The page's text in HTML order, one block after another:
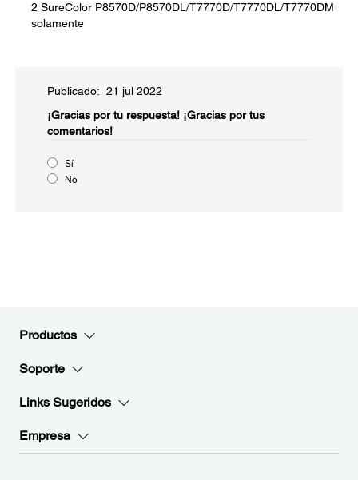
2 SureColor P8570D/P8570DL/T7770D/T7770DL/T7770DM
solamente
Publicado: 21 jul 2022
¡Gracias por tu respuesta! ¡Gracias por tus
comentarios!
Sí
No
Productos
Soporte
Links Sugeridos
Empresa